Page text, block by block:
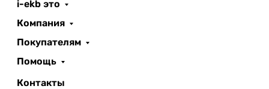
i-ekb это
Компания
Покупателям
Помощь
Контакты